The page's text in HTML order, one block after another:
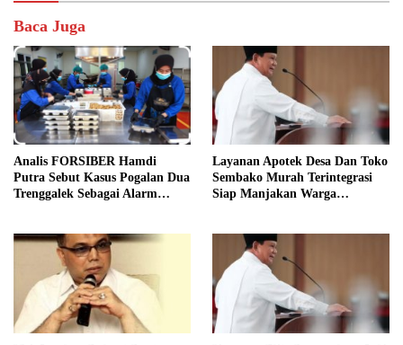
Baca Juga
Analis FORSIBER Hamdi
Putra Sebut Kasus Pogalan Dua
Trenggalek Sebagai Alarm
Layanan Apotek Desa Dan Toko
Sembako Murah Terintegrasi
Siap Manjakan Warga